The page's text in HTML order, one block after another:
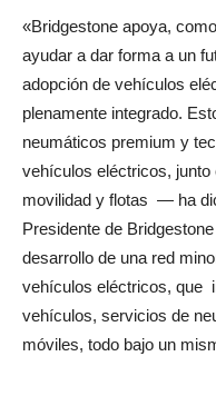
«Bridgestone apoya,
ayudar a dar forma a un
adopción de vehículos
plenamente integrado.
neumáticos premium y
vehículos eléctricos,
movilidad y flotas — ha
Presidente de
desarrollo de una red
vehículos eléctricos, que
vehículos, servicios de
móviles, todo bajo un